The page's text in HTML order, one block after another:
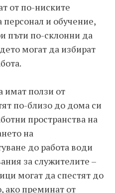
от по-ниските
персонал и обучение,
пъти по-склонни да
могат да избират
имат ползи от
по-близо до дома си
пространства на
на
до работа води
за служителите –
могат да спестят до
ако преминат от